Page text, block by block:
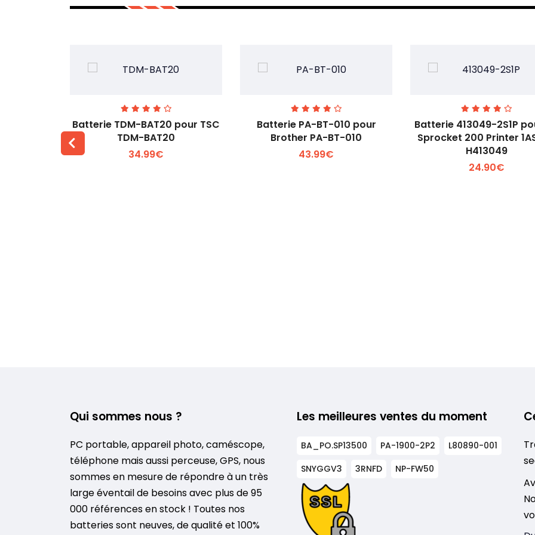
Voir plus +
Batterie TDM-BAT20 pour TSC
TDM-BAT20
34.99€
Voir plus +
Batterie PA-BT-010 pour
Brother PA-BT-010
43.99€
Voir plus +
Batterie 413049-2S1P
Sprocket 200 Printer
H413049
24.90€
Qui sommes nous ?
PC portable, appareil photo, caméscope,
téléphone mais aussi perceuse, GPS, nous
sommes en mesure de répondre à un très
large éventail de besoins avec plus de 95
000 références en stock ! Toutes nos
batteries sont neuves, de qualité et 100%
Les meilleures ventes du moment
BA_PO.SP13500 PA-1900-2P2
L80890-001
SNYGGV3
3RNFD NP-FW50